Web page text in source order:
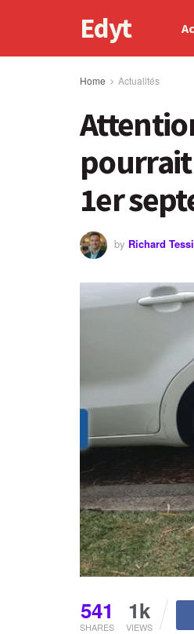
Edyt
Home Actualités
pourrait
1er
by Richard
541
SHARES
1k
VIEWS